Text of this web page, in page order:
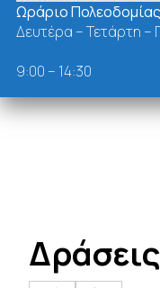
Ωράριο Πολεοδομίας
Δευτέρα – Τετάρτη –
9:00 – 14:30